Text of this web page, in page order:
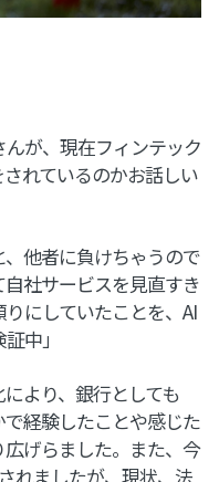
が、現在フィンテック
れているのかお話しい
、他者に負けちゃうので
社サービスを見直すき
にしていたことを、AI
中」
より、銀行としても
経験したことや感じた
げらました。また、今
れましたが、現状、法